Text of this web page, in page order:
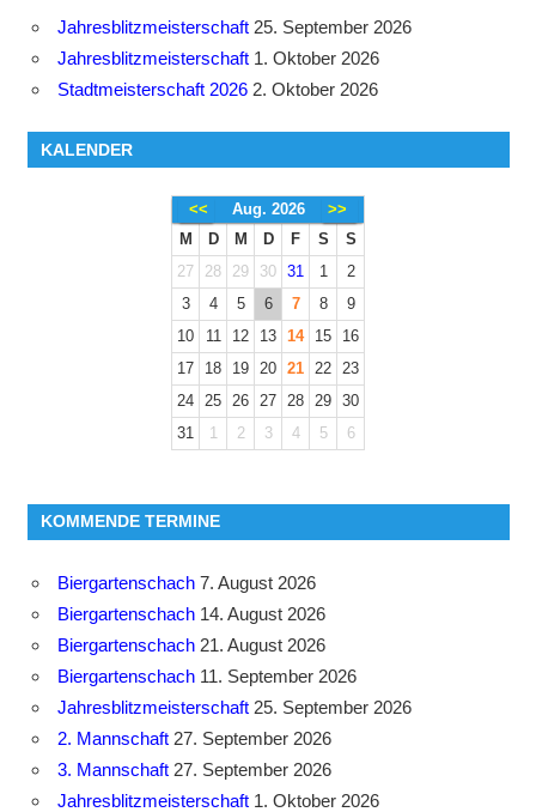
Jahresblitzmeisterschaft 25. September 2026
Jahresblitzmeisterschaft 1. Oktober 2026
Stadtmeisterschaft 2026 2. Oktober 2026
KALENDER
<< Aug. 2026
>>
M
D M D F S
S
27
28 29 30 31 1
2
3
4 5 6 7 8
9
10
11 12 13 14 15
16
17
18 19 20 21 22
23
24
25 26 27 28 29 30
31
1 2 3 4 5 6
KOMMENDE TERMINE
Biergartenschach 7. August 2026
Biergartenschach 14. August 2026
Biergartenschach 21. August 2026
Biergartenschach 11. September 2026
Jahresblitzmeisterschaft 25. September 2026
2. Mannschaft 27. September 2026
3. Mannschaft 27. September 2026
Jahresblitzmeisterschaft 1. Oktober 2026